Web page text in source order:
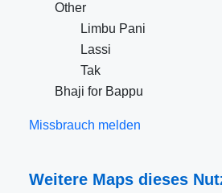
Other
Limbu Pani
Lassi
Tak
Bhaji for Bappu
Missbrauch melden
Weitere Maps dieses